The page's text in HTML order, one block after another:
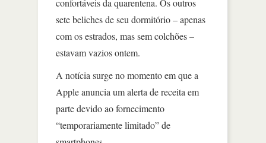
sete beliches de seu dormitório – apenas
com os estrados, mas sem colchões –
estavam vazios ontem.
A notícia surge no momento em que a
Apple anuncia um alerta de receita em
parte devido ao fornecimento
“temporariamente limitado” de